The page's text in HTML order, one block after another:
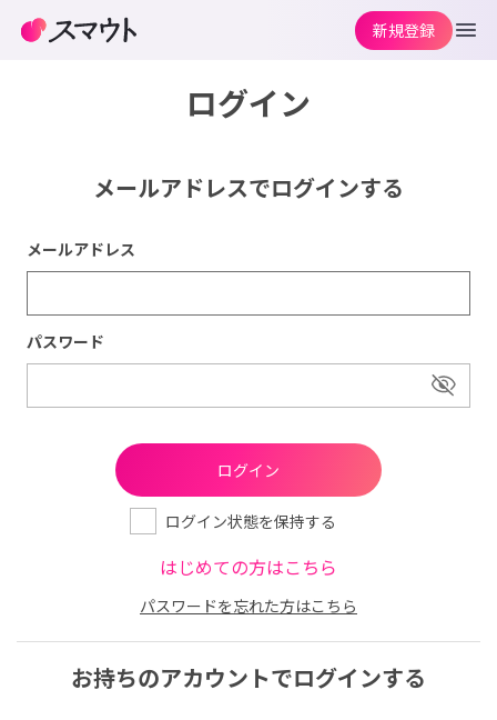
ログイン
メールアドレスでログインする
メールアドレス
パスワード
ログイン状態を保持する
はじめての方はこちら
パスワードを忘れた方はこちら
お持ちのアカウントでログインする
新規登録